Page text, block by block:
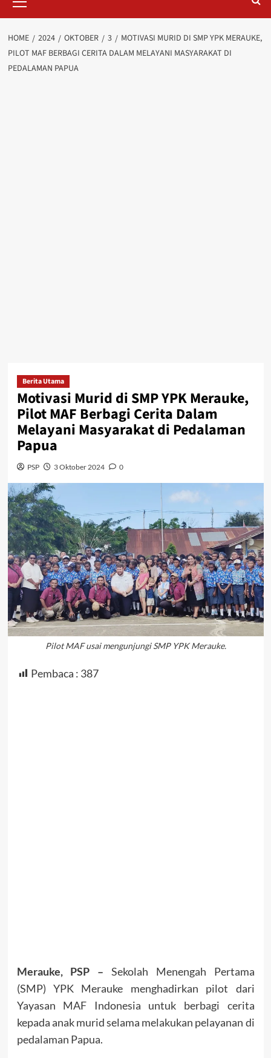
Menu
HOME 2024 OKTOBER 3
MOTIVASI MURID DI SMP YPK MERAUKE,
PILOT MAF BERBAGI CERITA DALAM MELAYANI MASYARAKAT DI
PEDALAMAN PAPUA
Berita Utama
Motivasi Murid di SMP YPK Merauke,
Pilot MAF Berbagi Cerita Dalam
Melayani Masyarakat di Pedalaman
Papua
PSP 3 Oktober 2024 0
Pilot MAF usai mengunjungi SMP YPK Merauke.
Pembaca : 387
Merauke, PSP – Sekolah Menengah Pertama
(SMP) YPK Merauke menghadirkan pilot dari
Yayasan MAF Indonesia untuk berbagi cerita
kepada anak murid selama melakukan pelayanan di
pedalaman Papua.